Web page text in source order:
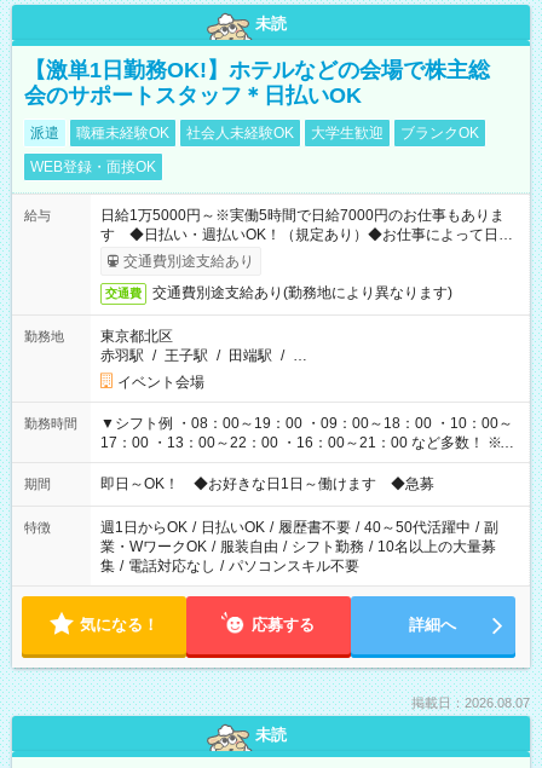
未読
【激単1日勤務OK!】ホテルなどの会場で株主総
会のサポートスタッフ＊日払いOK
派遣 職種未経験OK 社会人未経験OK 大学生歓迎
ブランクOK
WEB登録・面接OK
給与
日給1万5000円～※実働5時間で日給7000円のお仕事もありま
す ◆日払い・週払いOK！（規定あり）◆お仕事によって日給
も異なります
交通費別途支給あり
交通費 交通費別途支給あり(勤務地により異なります)
勤務地
東京都北区
赤羽駅 / 王子駅 / 田端駅 / …
イベント会場
勤務時間
▼シフト例 ・08：00～19：00 ・09：00～18：00 ・10：00～
17：00 ・13：00～22：00 ・16：00～21：00 など多数！ ※お
仕事により勤務時間が異なります
期間 即日～OK！ ◆お好きな日1日～働けます ◆急募
特徴 週1日からOK / 日払いOK / 履歴書不要 / 40～50代活躍中 / 副
業・WワークOK / 服装自由 / シフト勤務 / 10名以上の大量募
集 / 電話対応なし / パソコンスキル不要
気になる！ 応募する 詳細へ
掲載日：2026.08.07
未読